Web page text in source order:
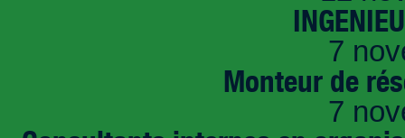
7
Monteur de
7